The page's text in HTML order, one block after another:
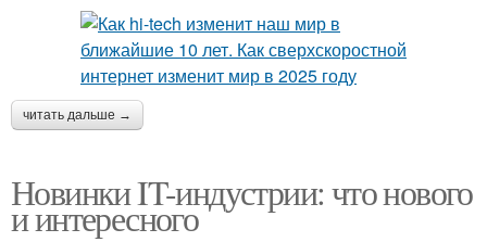
читать дальше →
Новинки IT-индустрии: что нового
и интересного